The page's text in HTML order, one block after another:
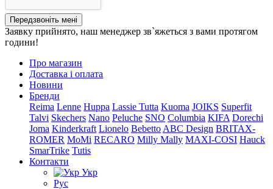
Передзвоніть мені
Заявку прийнято, наш менеджер зв`яжеться з вами протягом
години!
Про магазин
Доставка і оплата
Новини
Бренди
Reima Lenne Huppa Lassie Tutta Kuoma JOIKS Superfit
Talvi Skechers Nano Peluche SNO Columbia KIFA Dorechi
Joma Kinderkraft Lionelo Bebetto ABC Design BRITAX-
ROMER MoMi RECARO Milly Mally MAXI-COSI Hauck
SmarTrike Tutis
Контакти
Укр
Рус